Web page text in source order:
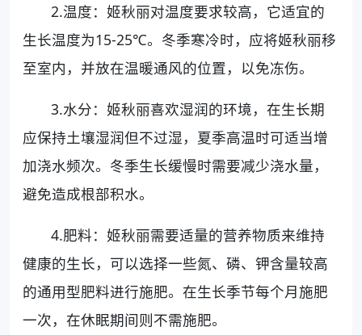
2.温度：姬秋丽对温度要求较高，它适宜的
生长温度为15-25℃。冬季寒冷时，应将姬秋丽移
至室内，并放在温暖通风的位置，以免冻伤。
3.水分：姬秋丽喜欢湿润的环境，在生长期
应保持土壤湿润但不过湿，夏季高温时可适当增
加浇水频次。冬季生长缓慢时需要减少浇水量，
避免造成根部积水。
4.肥料：姬秋丽需要适量的营养物质来维持
健康的生长，可以选择一些氮、磷、钾含量较高
的通用型肥料进行施肥。在生长季节每个月施肥
一次，在休眠期间则不需施肥。